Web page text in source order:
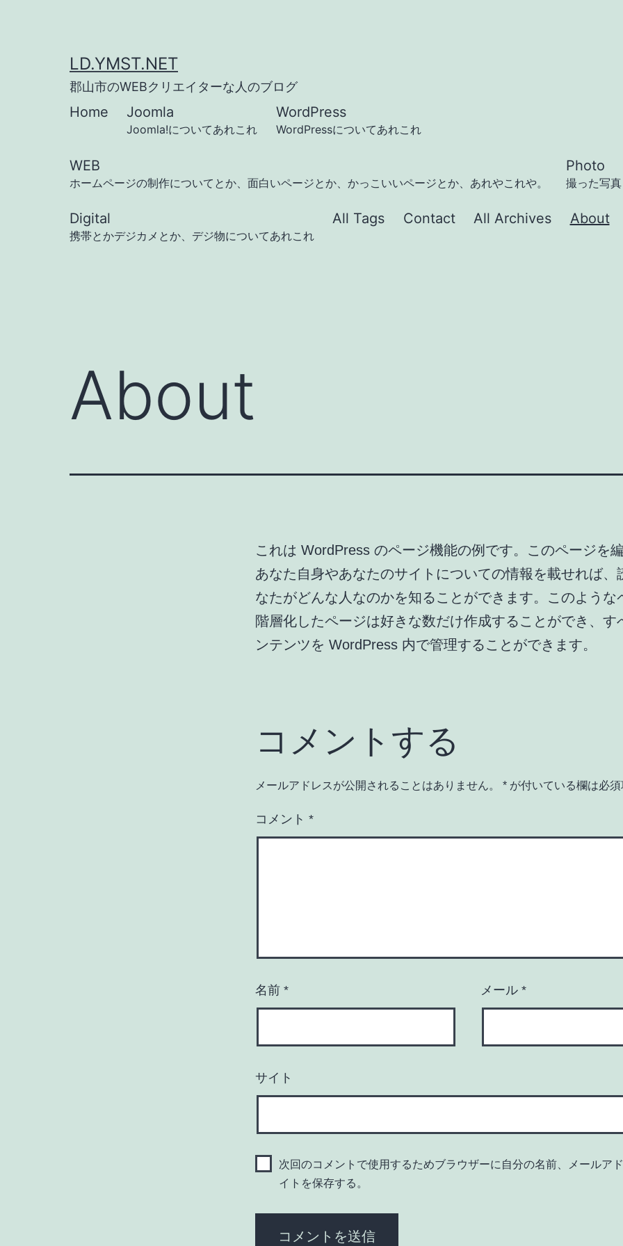
LD.YMST.NET
郡山市のWEBクリエイターな人のブログ
Home Joomla
Joomla!についてあれこれ
WordPress
WordPressについてあれこれ
WEB
ホームページの制作についてとか、面白いページとか、かっこいいページとか、あれやこれや。
Photo
撮った写真
Digital
携帯とかデジカメとか、デジ物についてあれこれ
All Tags Contact All Archives About
About
これは WordPress のページ機能の例です。このページを
あなた自身やあなたのサイトについての情報を載せれば、
なたがどんな人なのかを知ることができます。このような
階層化したページは好きな数だけ作成することができ、す
ンテンツを WordPress 内で管理することができます。
コメントする
メールアドレスが公開されることはありません。 * が付いている欄は必
コメント *
名前 * メール *
サイト
次回のコメントで使用するためブラウザーに自分の名前、メールア
イトを保存する。